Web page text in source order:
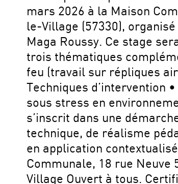
mars 2026 à la Maison
le-Village (57330),
Maga Roussy. Ce stage
trois thématiques
feu (travail sur répliques
Techniques d’intervention
sous stress en
s’inscrit dans une
technique, de réalisme
en application
Communale, 18 rue Neuve
Village Ouvert à tous.